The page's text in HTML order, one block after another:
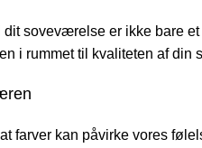
soveværelse er ikke bare
i rummet til kvaliteten af din
farver kan påvirke vores